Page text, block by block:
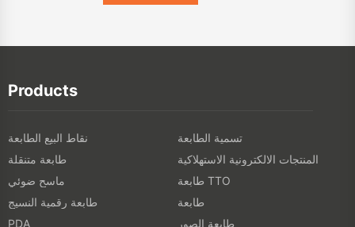
Products
نقاط البيع الطابعة
تسمية الطابعة
طابعة متنقلة
المنتجات الالكترونية الاستهلاكية
ماسح ضوئي
طابعة TTO
طابعة رقمية النسيج
طابعة
PDA
طابعة الصور